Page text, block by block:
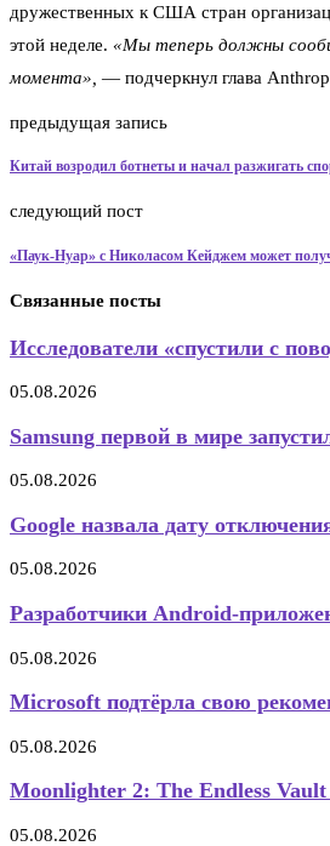
дружественных к США стран
этой неделе. «Мы теперь должны
момента», — подчеркнул глава
предыдущая запись
Китай возродил ботнеты и начал разжигать
следующий пост
«Паук-Нуар» с Николасом Кейджем может
Связанные посты
Исследователи «спустили с
05.08.2026
Samsung первой в мире
05.08.2026
Google назвала дату
05.08.2026
Разработчики Android-
05.08.2026
Microsoft подтёрла свою
05.08.2026
Moonlighter 2: The Endless
05.08.2026